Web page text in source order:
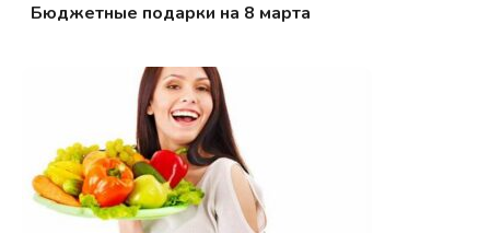
Бюджетные подарки на 8 марта